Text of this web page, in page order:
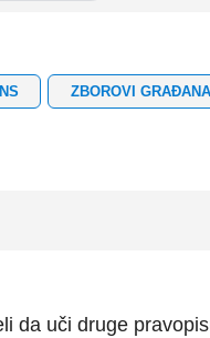
ZBOROVI
da uči druge